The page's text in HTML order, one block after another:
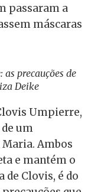
passaram a
máscaras
precauções de
Deike
Umpierre,
um
Ambos
e mantém o
de Clovis, é do